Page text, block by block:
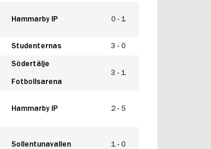
Hammarby IP 0 - 1
Studenternas 3 - 0
Södertälje
Fotbollsarena
3 - 1
Hammarby IP 2 - 5
Sollentunavallen 1 - 0